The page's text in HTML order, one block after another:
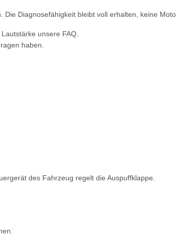
Diagnosefähigkeit bleibt voll erhalten, keine
unsere FAQ.
haben.
des Fahrzeug regelt die Auspuffklappe.